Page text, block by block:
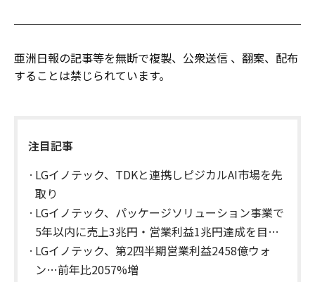
亜洲日報の記事等を無断で複製、公衆送信 、翻案、配布
することは禁じられています。
注目記事
LGイノテック、TDKと連携しピジカルAI市場を先
取り
LGイノテック、パッケージソリューション事業で
5年以内に売上3兆円・営業利益1兆円達成を目指
す
LGイノテック、第2四半期営業利益2458億ウォ
ン…前年比2057%増